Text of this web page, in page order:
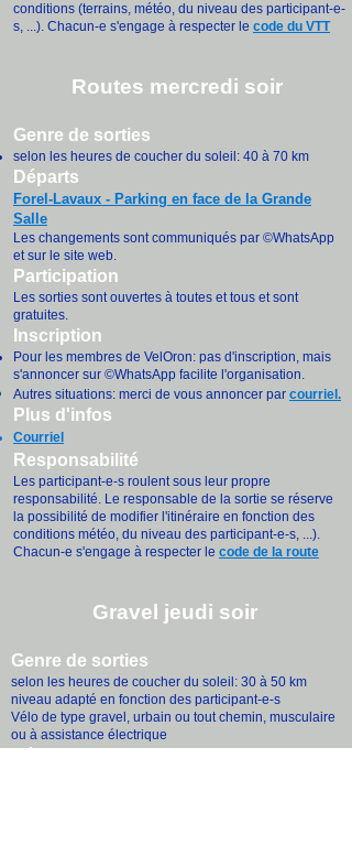
conditions (terrains, météo, du niveau des participant-e-
s, ...). Chacun-e s'engage à respecter le code du VTT
Routes mercredi soir
Genre de sorties
selon les heures de coucher du soleil: 40 à 70 km
Départs
Forel-Lavaux - Parking en face de la Grande
Salle
Les changements sont communiqués par ©WhatsApp
et sur le site web.
Participation
Les sorties sont ouvertes à toutes et tous et sont
gratuites.
Inscription
Pour les membres de VelOron: pas d'inscription, mais
s'annoncer sur ©WhatsApp facilite l'organisation.
Autres situations: merci de vous annoncer par courriel .
Plus d'infos
Courriel
Responsabilité
Les participant-e-s roulent sous leur propre
responsabilité. Le responsable de la sortie se réserve
la possibilité de modifier l'itinéraire en fonction des
conditions météo, du niveau des participant-e-s, ...).
Chacun-e s'engage à respecter le code de la route
Gravel jeudi soir
Genre de sorties
selon les heures de coucher du soleil: 30 à 50 km
niveau adapté en fonction des participant-e-s
Vélo de type gravel, urbain ou tout chemin, musculaire
ou à assistance électrique